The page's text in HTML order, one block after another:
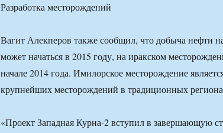
Разработка месторождений
Вагит Алекперов также сообщил, что добыча нефти
может начаться в 2015 году, на иракском
начале 2014 года. Имилорское месторождение
крупнейших месторождений в традиционных
«Проект Западная Курна-2 вступил в завершающую